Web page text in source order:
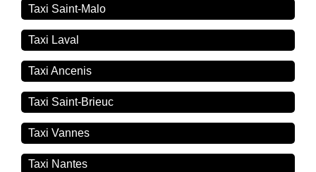
Taxi Saint-Malo
Taxi Laval
Taxi Ancenis
Taxi Saint-Brieuc
Taxi Vannes
Taxi Nantes